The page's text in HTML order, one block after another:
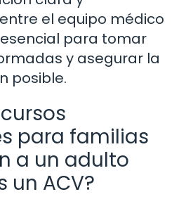
el equipo médico
para tomar
y asegurar la
posible.
para familias
a un adulto
un ACV?